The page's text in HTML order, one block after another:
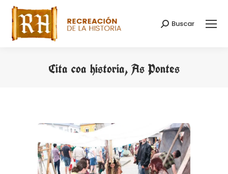
Buscar:
Buscar
Cita coa historia, As Pontes